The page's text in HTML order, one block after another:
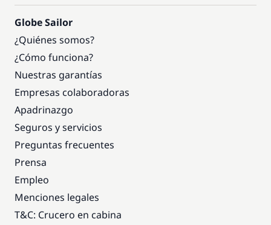
Globe Sailor
¿Quiénes somos?
¿Cómo funciona?
Nuestras garantías
Empresas colaboradoras
Apadrinazgo
Seguros y servicios
Preguntas frecuentes
Prensa
Empleo
Menciones legales
T&C: Crucero en cabina